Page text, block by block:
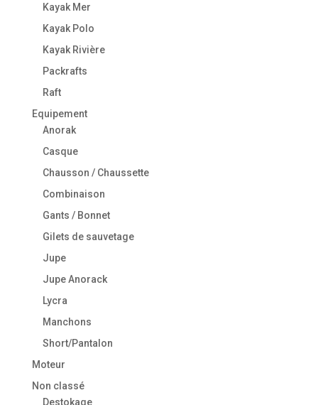
Kayak Mer
Kayak Polo
Kayak Rivière
Packrafts
Raft
Equipement
Anorak
Casque
Chausson / Chaussette
Combinaison
Gants / Bonnet
Gilets de sauvetage
Jupe
Jupe Anorack
Lycra
Manchons
Short/Pantalon
Moteur
Non classé
Destokage